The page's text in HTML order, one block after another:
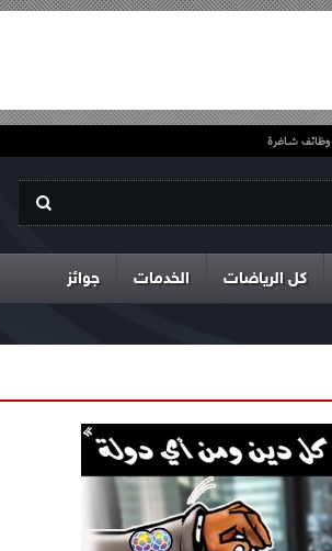
وظائف شاغرة
كل الرياضات الخدمات جوائز